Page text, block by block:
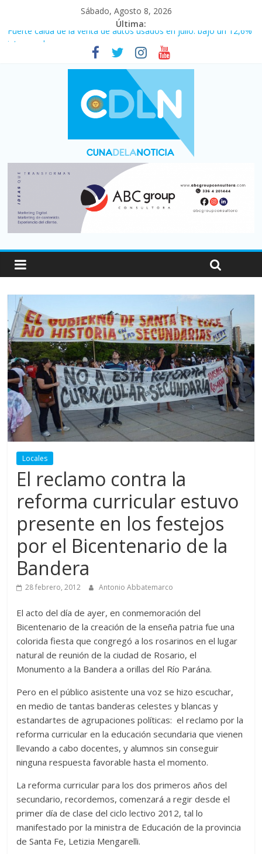
Sábado, Agosto 8, 2026
Última:
Fuerte caída de la venta de autos usados en julio: bajó un 12,6%
Central venció 1 a 0 al River de Coudet en el Monumental
La morosidad alcanzó su nivel más alto en dos décadas y ya
afecta a 400 mil deudores en Santa Fe
Desde que asumió Milei cerraron 41.000 kioscos: el sector
denuncia crisis como en 2001
Vacaciones de invierno con más movimiento y consumo
turístico: 4,6 millones de personas viajaron por el país, un 5,9%
Locales
El reclamo contra la
reforma curricular estuvo
presente en los festejos
por el Bicentenario de la
Bandera
28 febrero, 2012 Antonio Abbatemarco
El acto del día de ayer, en conmemoración del
Bicentenario de la creación de la enseña patria fue una
colorida fiesta que congregó a los rosarinos en el lugar
natural de reunión de la ciudad de Rosario, el
Monumento a la Bandera a orillas del Río Parána.
Pero en el público asistente una voz se hizo escuchar,
en medio de tantas banderas celestes y blancas y
estandartes de agrupaciones políticas: el reclamo por la
reforma curricular en la educación secundaria que vienen
llevando a cabo docentes, y alumnos sin conseguir
ninguna respuesta favorable hasta el momento.
La reforma curricular para los dos primeros años del
secundario, recordemos, comenzará a regir desde el
primer día de clase del ciclo lectivo 2012, tal lo
manifestado por la ministra de Educación de la provincia
de Santa Fe, Letizia Mengarelli.